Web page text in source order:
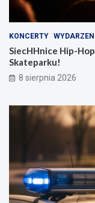
KONCERTY
SiecHHnice Hip-
Skateparku!
8 sierpnia 2026